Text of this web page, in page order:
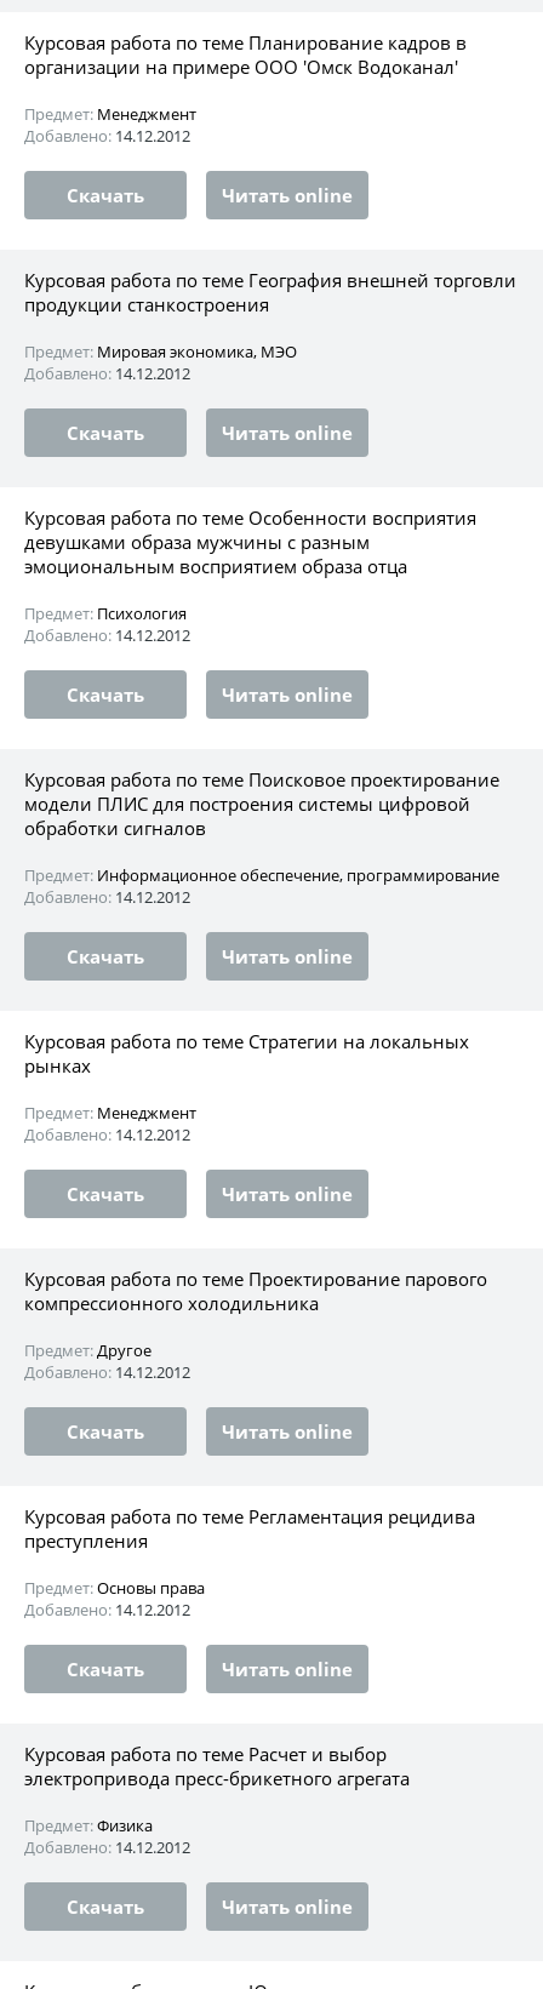
Курсовая работа по теме Планирование кадров в
организации на примере ООО 'Омск Водоканал'
Предмет: Менеджмент
Добавлено: 14.12.2012
Скачать Читать online
Курсовая работа по теме География внешней торговли
продукции станкостроения
Предмет: Мировая экономика, МЭО
Добавлено: 14.12.2012
Скачать Читать online
Курсовая работа по теме Особенности восприятия
девушками образа мужчины с разным
эмоциональным восприятием образа отца
Предмет: Психология
Добавлено: 14.12.2012
Скачать Читать online
Курсовая работа по теме Поисковое проектирование
модели ПЛИС для построения системы цифровой
обработки сигналов
Предмет: Информационное обеспечение, программирование
Добавлено: 14.12.2012
Скачать Читать online
Курсовая работа по теме Стратегии на локальных
рынках
Предмет: Менеджмент
Добавлено: 14.12.2012
Скачать Читать online
Курсовая работа по теме Проектирование парового
компрессионного холодильника
Предмет:Другое
Добавлено: 14.12.2012
Скачать Читать online
Курсовая работа по теме Регламентация рецидива
преступления
Предмет:Основы права
Добавлено: 14.12.2012
Скачать Читать online
Курсовая работа по теме Расчет и выбор
электропривода пресс-брикетного агрегата
Предмет:Физика
Добавлено: 14.12.2012
Скачать Читать online